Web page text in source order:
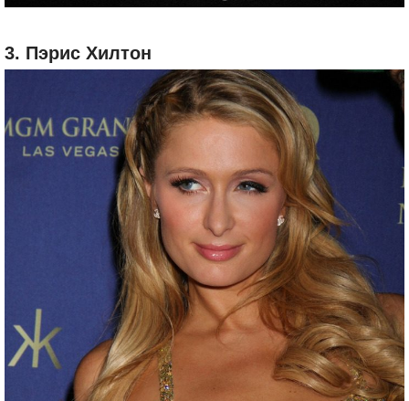
3. Пэрис Хилтон